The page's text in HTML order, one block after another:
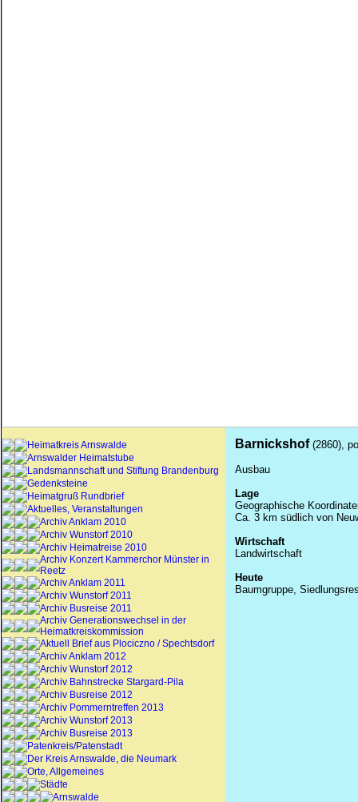
Heimatkreis Arnswalde
Arnswalder Heimatstube
Landsmannschaft und Stiftung Brandenburg
Gedenksteine
Heimatgruß Rundbrief
Aktuelles, Veranstaltungen
Archiv Anklam 2010
Archiv Wunstorf 2010
Archiv Heimatreise 2010
Archiv Konzert Kammerchor Münster in
Reetz
Archiv Anklam 2011
Archiv Wunstorf 2011
Archiv Busreise 2011
Archiv Generationswechsel in der
Heimatkreiskommission
Aktuell Brief aus Plociczno / Spechtsdorf
Archiv Anklam 2012
Archiv Wunstorf 2012
Archiv Bahnstrecke Stargard-Pila
Archiv Busreise 2012
Archiv Pommerntreffen 2013
Archiv Wunstorf 2013
Archiv Busreise 2013
Patenkreis/Patenstadt
Der Kreis Arnswalde, die Neumark
Orte, Allgemeines
Städte
Arnswalde
Barnickshof (2860),
Ausbau
Lage
Geographische
Ca. 3 km südlich von
Wirtschaft
Landwirtschaft
Heute
Baumgruppe,